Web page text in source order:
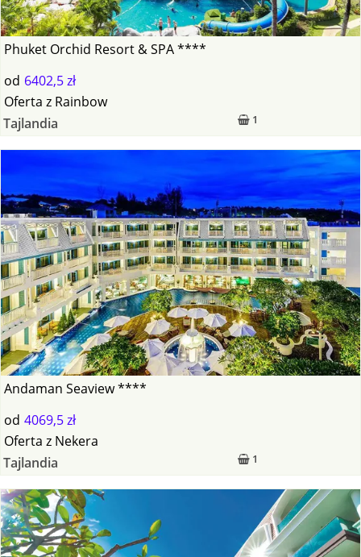
Phuket Orchid Resort & SPA ****
od 6402,5 zł
1
Oferta z Rainbow
Tajlandia
Andaman Seaview ****
od 4069,5 zł
1
Oferta z Nekera
Tajlandia